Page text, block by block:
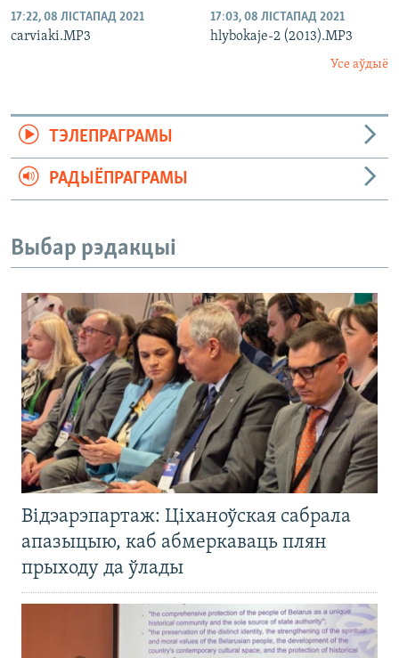
17:22, 08 ЛІСТАПАД 2021
carviaki.MP3
17:03, 08 ЛІСТАПАД 2021
hlybokaje-2 (2013).MP3
Усе аўдыё
ТЭЛЕПРАГРАМЫ
РАДЫЁПРАГРАМЫ
Выбар рэдакцыі
Відэарэпартаж: Ціханоўская сабрала
апазыцыю, каб абмеркаваць плян
прыходу да ўлады